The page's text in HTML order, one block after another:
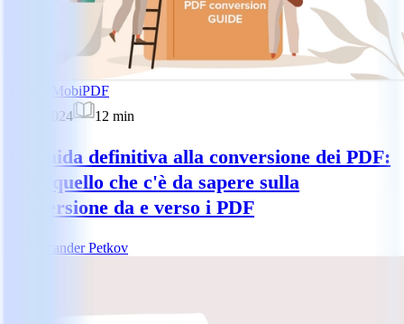
MobiPDF
30 set 2024
12 min
La guida definitiva alla conversione dei PDF:
tutto quello che c'è da sapere sulla
conversione da e verso i PDF
Alexander Petkov